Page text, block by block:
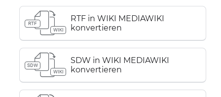
RTF
WIKI
RTF in WIKI MEDIAWIKI
konvertieren
SDW
WIKI
SDW in WIKI MEDIAWIKI
konvertieren